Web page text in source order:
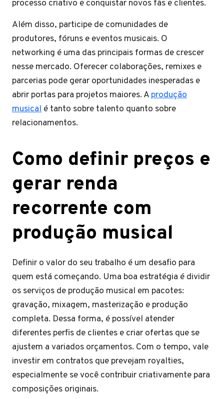
processo criativo e conquistar novos fãs e clientes.
Além disso, participe de comunidades de
produtores, fóruns e eventos musicais. O
networking é uma das principais formas de crescer
nesse mercado. Oferecer colaborações, remixes e
parcerias pode gerar oportunidades inesperadas e
abrir portas para projetos maiores. A produção
musical é tanto sobre talento quanto sobre
relacionamentos.
Como definir preços e
gerar renda
recorrente com
produção musical
Definir o valor do seu trabalho é um desafio para
quem está começando. Uma boa estratégia é dividir
os serviços de produção musical em pacotes:
gravação, mixagem, masterização e produção
completa. Dessa forma, é possível atender
diferentes perfis de clientes e criar ofertas que se
ajustem a variados orçamentos. Com o tempo, vale
investir em contratos que prevejam royalties,
especialmente se você contribuir criativamente para
composições originais.